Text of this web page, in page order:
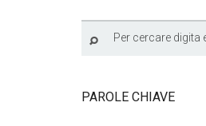
PAROLE CHIAVE